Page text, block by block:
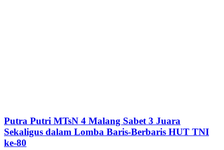
Putra Putri MTsN 4 Malang Sabet 3 Juara
Sekaligus dalam Lomba Baris-Berbaris HUT TNI
ke-80